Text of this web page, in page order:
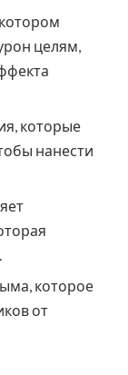
целям,
которые
нанести
которое
от